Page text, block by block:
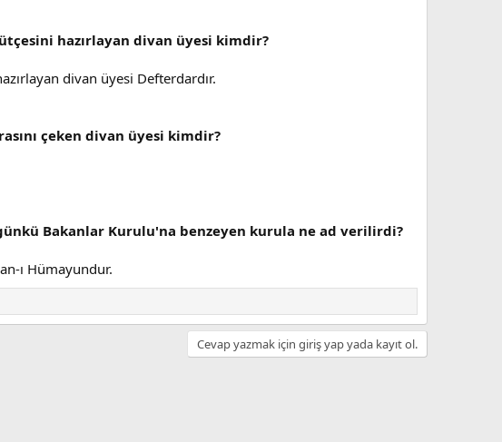
hazırlayan divan üyesi kimdir?
divan üyesi Defterdardır.
çeken divan üyesi kimdir?
Bakanlar Kurulu'na benzeyen kurula ne ad verilirdi?
ı Hümayundur.
Cevap yazmak için giriş yap yada kayıt ol.